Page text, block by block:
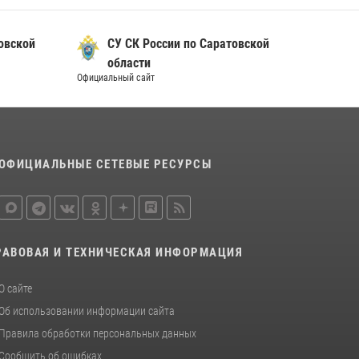
В Саратове на территории ОМОНа
регионального управления Росгвардии
состоялся праздничный молебен,
28 июля 2026, 13:25 7
ветеран спецподразделения МВД провели
05 августа 2026, 12:55
Начальник Управления Росгвардии по
07 августа 2026, 11:35
СУ СК России по Саратовской
области
Официальный сайт
СЕТЕВЫЕ РЕСУРСЫ
И ТЕХНИЧЕСКАЯ ИНФОРМАЦИЯ
О сайте
Об использовании информации сайта
Правила обработки персональных данных
Сообщить об ошибках